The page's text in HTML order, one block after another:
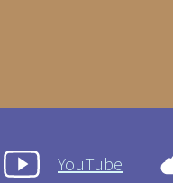
YouTube